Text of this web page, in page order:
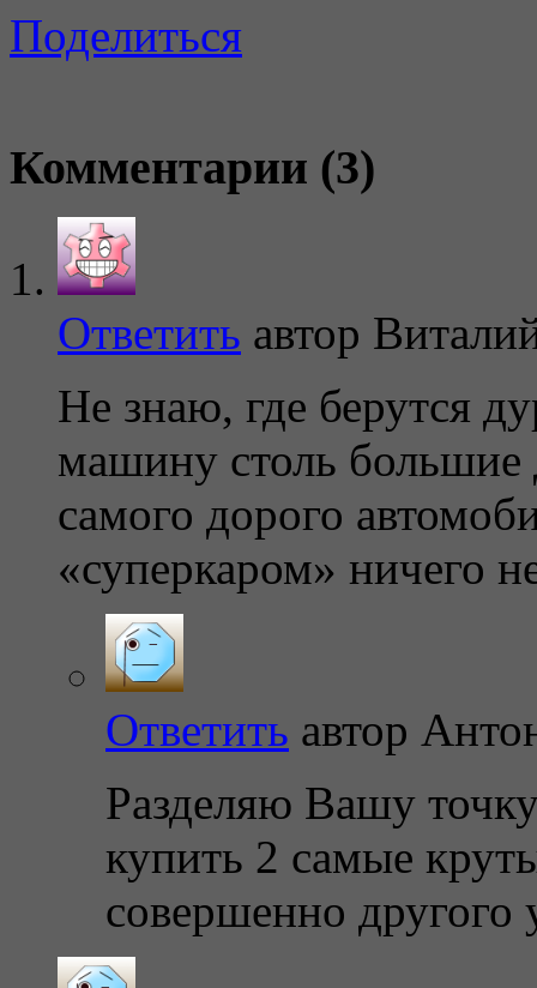
Поделиться
Комментарии (3)
Ответить автор
Не знаю, где берутся
машину столь большие
самого дорого
«суперкаром» ничего
Ответить автор
Разделяю Вашу
купить 2 самые
совершенно другого